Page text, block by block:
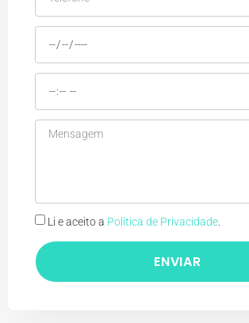
Li e aceito a Política de Privacidade
ENVIAR